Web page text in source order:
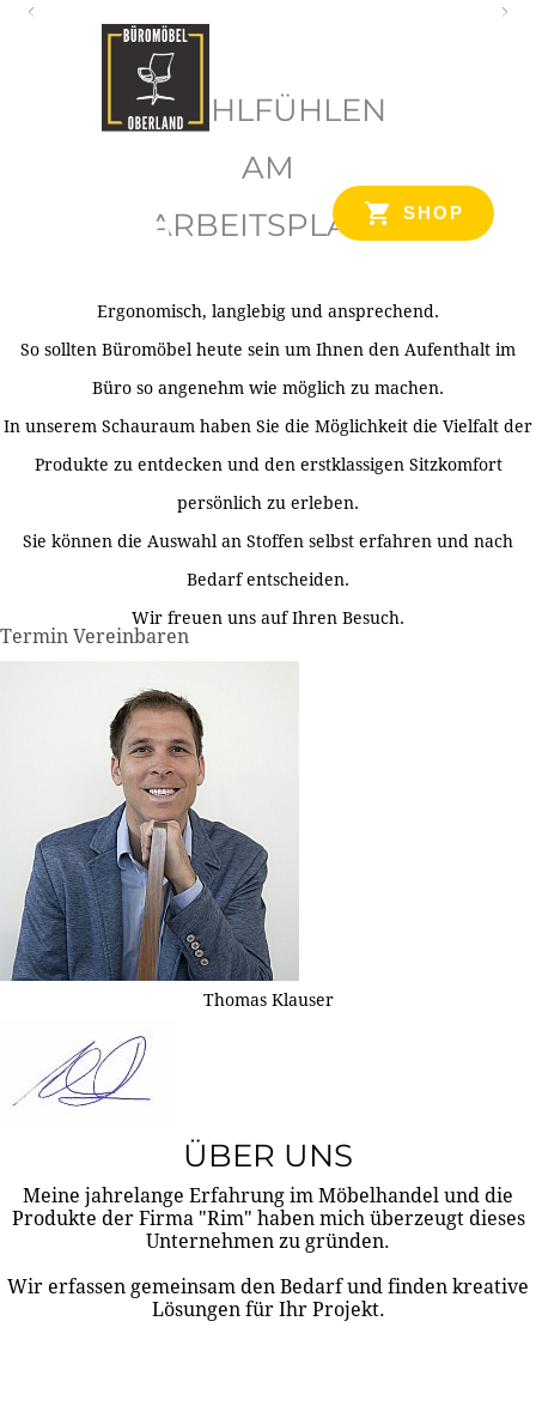
SHOP
WOHLFÜHLEN
AM
ARBEITSPLATZ
Ergonomisch, langlebig und ansprechend.
So sollten Büromöbel heute sein um Ihnen den Aufenthalt im
Büro so angenehm wie möglich zu machen.
In unserem Schauraum haben Sie die Möglichkeit die Vielfalt der
Produkte zu entdecken und den erstklassigen Sitzkomfort
persönlich zu erleben.
Sie können die Auswahl an Stoffen selbst erfahren und nach
Bedarf entscheiden.
Wir freuen uns auf Ihren Besuch.
Termin Vereinbaren
Thomas Klauser
ÜBER UNS
Meine jahrelange Erfahrung im Möbelhandel und die
Produkte der Firma "Rim" haben mich überzeugt dieses
Unternehmen zu gründen.
Wir erfassen gemeinsam den Bedarf und finden kreative
Lösungen für Ihr Projekt.